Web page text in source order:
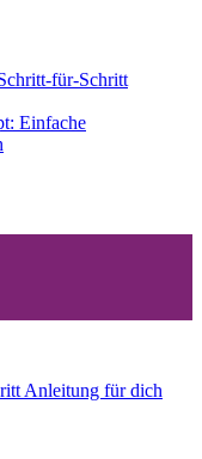
für-Schritt
Einfache
Anleitung für dich